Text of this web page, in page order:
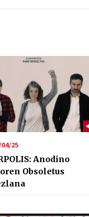
25
Anodino
Obsoletus